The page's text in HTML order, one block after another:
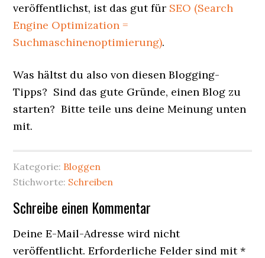
veröffentlichst, ist das gut für SEO (Search
Engine Optimization =
Suchmaschinenoptimierung).
Was hältst du also von diesen Blogging-
Tipps? Sind das gute Gründe, einen Blog zu
starten? Bitte teile uns deine Meinung unten
mit.
Kategorie: Bloggen
Stichworte: Schreiben
Leser-
Interaktionen
Schreibe einen Kommentar
Deine E-Mail-Adresse wird nicht
veröffentlicht. Erforderliche Felder sind mit*